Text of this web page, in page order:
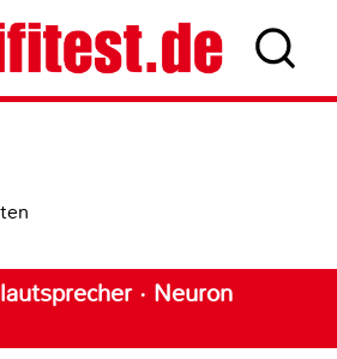
· Neuron